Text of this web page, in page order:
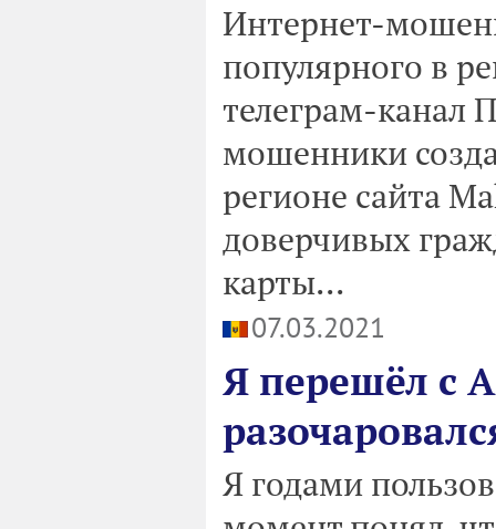
Интернет-
популярного в
телеграм-канал
мошенники
регионе сайта
доверчивых
карты...
07.03.2021
Я перешёл с
Я годами